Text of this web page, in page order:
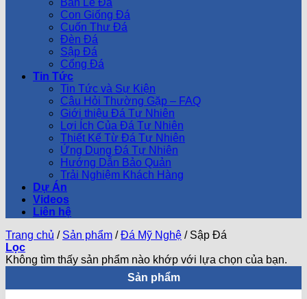
Bàn Lễ Đá
Con Giống Đá
Cuốn Thư Đá
Đèn Đá
Sập Đá
Cổng Đá
Tin Tức
Tin Tức và Sự Kiện
Câu Hỏi Thường Gặp – FAQ
Giới thiệu Đá Tự Nhiên
Lợi Ích Của Đá Tự Nhiên
Thiết Kế Từ Đá Tự Nhiên
Ứng Dụng Đá Tự Nhiên
Hướng Dẫn Bảo Quản
Trải Nghiệm Khách Hàng
Dự Án
Videos
Liên hệ
Trang chủ / Sản phẩm / Đá Mỹ Nghệ /Sập Đá
Lọc
Không tìm thấy sản phẩm nào khớp với lựa chọn của bạn.
Sản phẩm